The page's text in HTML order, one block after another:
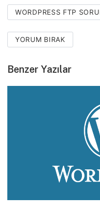
WORDPRESS FTP
YORUM BIRAK
Benzer Yazılar